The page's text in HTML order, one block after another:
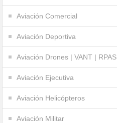
Aviación Comercial
Aviación Deportiva
Aviación Drones | VANT | RPAS
Aviación Ejecutiva
Aviación Helicópteros
Aviación Militar